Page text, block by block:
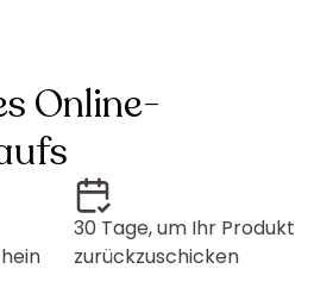
Online-
30 Tage, um Ihr Produkt
zurückzuschicken